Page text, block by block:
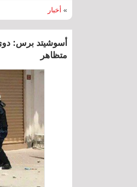
» أخبار
أسوشيتد برس:
متظاهر